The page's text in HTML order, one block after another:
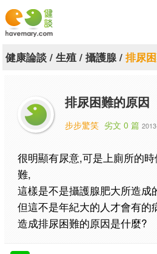
漫漫健康
關於健談
聯絡我們
下載專區
健康論談/ 生殖/ 攝護腺/ 排尿
排尿困難的原因
步步驚笑 劣文 0 篇
很明顯有尿意,可是上廁所的
難,
這樣是不是攝護腺肥大所造成
但這不是年紀大的人才會有的
造成排尿困難的原因是什麼?